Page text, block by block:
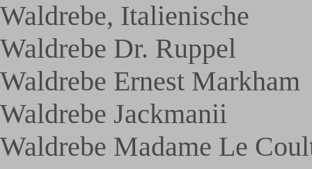
Waldrebe, Italienische
Waldrebe Dr. Ruppel
Waldrebe Ernest Markham
Waldrebe Jackmanii
Waldrebe Madame Le